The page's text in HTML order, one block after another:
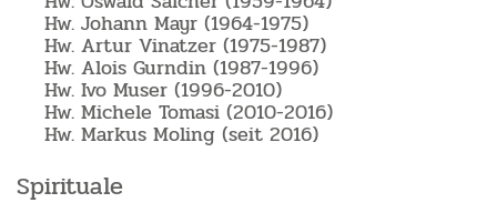
Hw. Johann Mayr (1964-1975)
Hw. Artur Vinatzer (1975-1987)
Hw. Alois Gurndin (1987-1996)
Hw. Ivo Muser (1996-2010)
Hw. Michele Tomasi (2010-2016)
Hw. Markus Moling (seit 2016)
Spirituale